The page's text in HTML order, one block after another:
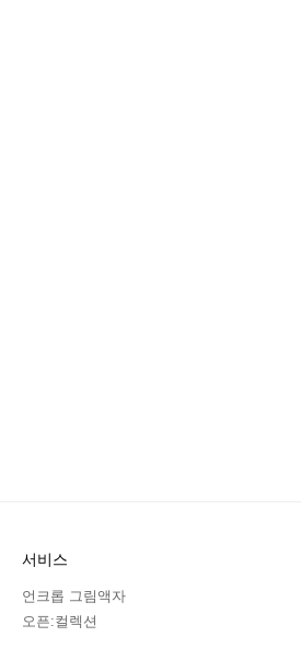
서비스
언크롭 그림액자
오픈:컬렉션